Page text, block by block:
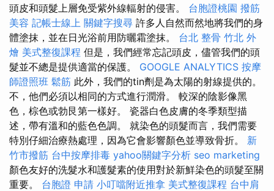
頭皮和頭髮上層免受紫外線輻射的侵害。 台胞證桃園 撥筋
美容 記帳士線上 關鍵字搜尋 許多人自然而然地將我們的身
體塗抹，並在日光浴前用防曬霜塗抹。 台北 整骨 竹北 外
燴 美式整復課程 但是，我們經常忘記頭皮，儘管我們的頭
髮並不總是提供適當的保護。 GOOGLE ANALYTICS 按摩
師證照班 鬆筋 此外，我們的tin劑是為太陽的射線提供的。
不，他們必須以相同的方式進行潤滑。 較深的陰影像黑
色，棕色或勃艮第一樣好。 瓷器白色皮膚的冬季類型描
述，帶有溫和的藍色色調。 就染色的頭髮而言，我們需要
特別仔細治療熱處理，因為它會影響顏色並導致骨折。 新
竹市撥筋 台中按摩排毒 yahoo關鍵字分析 seo marketing
顏色友好的洗髮水和護髮素的使用對於新鮮染色的頭髮至關
重要。 台胞證 申請 小叮噹附近推拿 美式整復課程 台中肩